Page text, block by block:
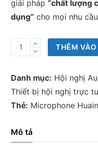
giải pháp“chất lượng
dụng” cho mọi nhu
Combo
phòng
lượng
cao:
THÊM
Danh mục: Hội nghị
Thiết bị hội nghị trực
Thẻ: Microphone
Mô tả